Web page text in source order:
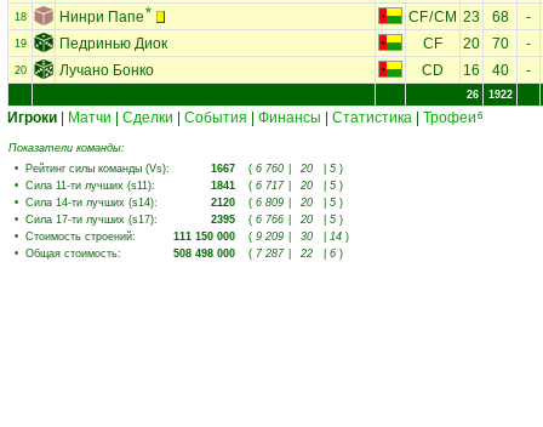
18 Нинри Папе CF/CM 23 68 -
19 Педринью Диок CF 20 70 -
20 Лучано Бонко CD 16 40 -
26 1922
Игроки Матчи Сделки События Финансы Статистика Трофеи 6
Показатели команды:
• Рейтинг силы команды (Vs): 1667 ( 6 760 20 5 )
• Сила 11-ти лучших (s11): 1841 ( 6 717 20 5 )
• Сила 14-ти лучших (s14): 2120 ( 6 809 20 5 )
• Сила 17-ти лучших (s17): 2395 ( 6 766 20 5 )
• Стоимость строений: 111 150 000 ( 9 209 30 14 )
• Общая стоимость: 508 498 000 ( 7 287 22 6 )